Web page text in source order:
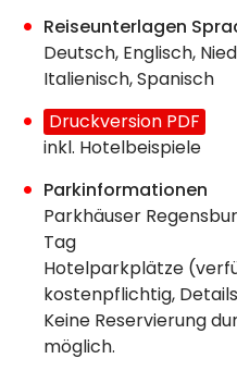
Reiseunterlagen
Deutsch, Englisch,
Italienisch, Spanisch
Druckversion PDF
inkl. Hotelbeispiele
Parkinformationen
Parkhäuser
Tag
Hotelparkplätze
kostenpflichtig,
Keine Reservierung
möglich.